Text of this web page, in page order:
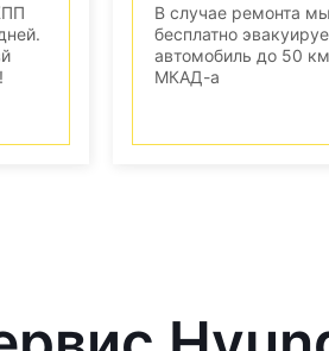
В случае ремонта мы
бесплатно
автомобиль до 50
МКАД-а